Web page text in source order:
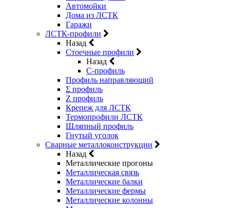
Автомойки
Дома из ЛСТК
Гаражи
ЛСТК-профили
Назад
Стоечные профили
Назад
C-профиль
Профиль направляющий
Σ профиль
Z профиль
Крепеж для ЛСТК
Термопрофили ЛСТК
Шляпный профиль
Гнутый уголок
Сварные металлоконструкции
Назад
Металлические прогоны
Металлическая связь
Металлические балки
Металлические фермы
Металлические колонны